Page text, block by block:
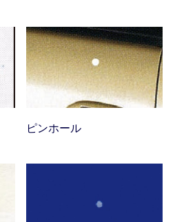
ピンホール